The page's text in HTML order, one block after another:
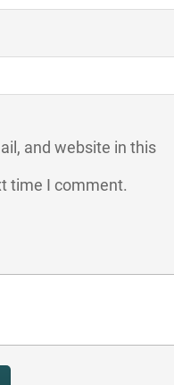
and website in this
time I comment.